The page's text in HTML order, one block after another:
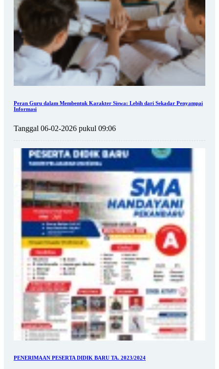
Peran Guru dalam Membentuk Karakter Siswa: Lebih dari Sekadar Penyampai
Informasi
Tanggal 06-02-2026 pukul 09:06
PENERIMAAN PESERTA DIDIK BARU TA. 2023/2024